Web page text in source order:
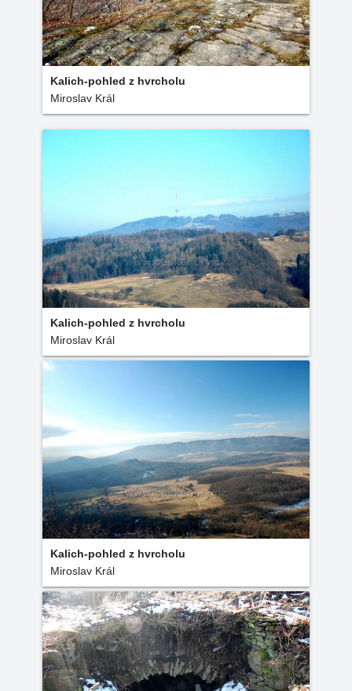
Kalich-pohled z hvrcholu
Miroslav Král
Kalich-pohled z hvrcholu
Miroslav Král
Kalich-pohled z hvrcholu
Miroslav Král